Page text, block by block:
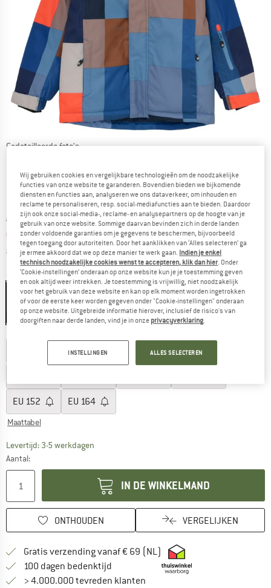
Gedetailleerde foto's
Oorspronkelijke prijs :
€ 114,95
Prijs:
€ 45,98 incl. BTW
excl. VerzendkostenInformatie over de verzendkosten. Opent in een
Kleur:Coronet Blue
-60% -60% -60%
98 EU104 EU110 EU
EU 152 EU 164
Maattabel
Levertijd: 3-5 werkdagen
Aantal:
IN DE WINKELMAND
ONTHOUDEN VERGELIJKEN
Gratis verzending vanaf € 69 (NL) Vind hier de
100 dagen bedenktijd Vind de betalingsinformatie hier!
> 4.000.000 tevreden klanten
Wij gebruiken cookies en vergelijkbare technologieën om de noodzakelijke
functies van onze website te garanderen. Bovendien bieden we bijkomende
diensten en functies aan, analyseren we ons dataverkeer, om inhouden en
reclame te personaliseren, resp. social-mediafuncties aan te bieden. Daardoor
zijn ook onze social-media-, reclame- en analysepartners op de hoogte van je
gebruik van onze website. Sommige daarvan bevinden zich in derde landen
zonder voldoende garanties om je gegevens te beschermen, bijvoorbeeld
tegen toegang door autoriteiten. Door het aanklikken van ‘Alles selecteren’ ga
je ermee akkoord dat we op deze manier te werk gaan. Indien je enkel
technisch noodzakelijke cookies wenst te accepteren, klik dan hier . Onder
‘Cookie-instellingen’ onderaan op onze website kun je je toestemming geven
en ook altijd weer intrekken. Je toestemming is vrijwillig, niet noodzakelijk
voor het gebruik van deze website en kan op elk moment worden ingetrokken
of voor de eerste keer worden gegeven onder "Cookie-instellingen" onderaan
op onze website. Uitgebreide informatie hierover, inclusief de risico's van
doorgiften naar derde landen, vind je in onze privacyverklaring
INSTELLINGEN ALLES SELECTEREN